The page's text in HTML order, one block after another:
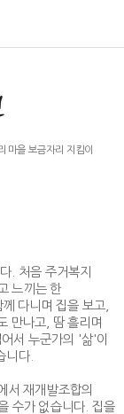
마을 보금자리 지킴이
. 처음 주거복지
느끼는 한
께 다니며 집을 보고,
만나고, 땀 흘리며
서 누군가의 '삶'이
니다.
서 재개발조합의
수가 없습니다 .집을